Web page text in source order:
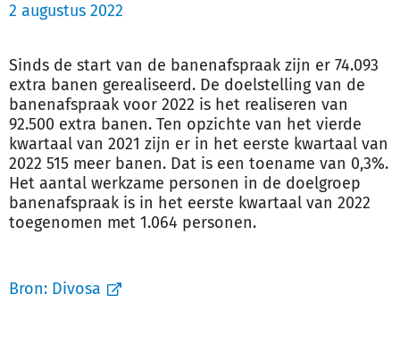
2 augustus 2022
Sinds de start van de banenafspraak zijn er 74.093
extra banen gerealiseerd. De doelstelling van de
banenafspraak voor 2022 is het realiseren van
92.500 extra banen. Ten opzichte van het vierde
kwartaal van 2021 zijn er in het eerste kwartaal van
2022 515 meer banen. Dat is een toename van 0,3%.
Het aantal werkzame personen in de doelgroep
banenafspraak is in het eerste kwartaal van 2022
toegenomen met 1.064 personen.
Bron: Divosa